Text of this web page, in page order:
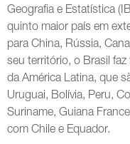
Geografia e Estatística
quinto maior país em
para China, Rússia,
seu território, o Brasil
da América Latina, que
Uruguai, Bolívia, Peru,
Suriname, Guiana
com Chile e Equador.